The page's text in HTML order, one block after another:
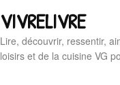
VIVRELIVRE
Lire, découvrir, ressentir,
loisirs et de la cuisine VG